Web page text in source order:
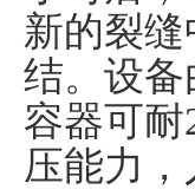
新的裂
结。设
容器可耐
压能力